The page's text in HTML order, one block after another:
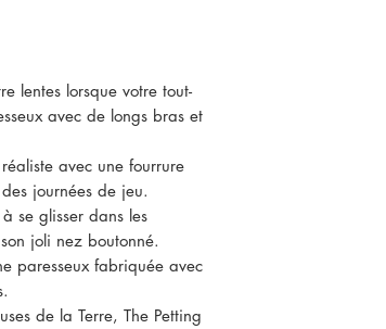
lentes lorsque votre tout-
avec de longs bras et
avec une fourrure
journées de jeu.
se glisser dans les
joli nez boutonné.
paresseux fabriquée avec
de la Terre, The Petting